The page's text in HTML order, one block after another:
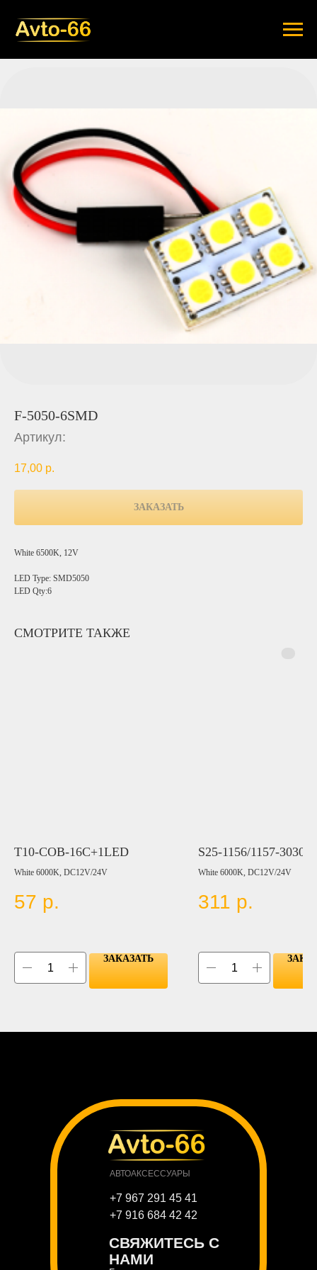
F-5050-6SMD
Артикул:
17,00 р.
ЗАКАЗАТЬ
White 6500K, 12V
LED Type: SMD5050
LED Qty:6
СМОТРИТЕ ТАКЖЕ
T10-COB-16C+1LED
White 6000K, DC12V/24V
57 р.
ЗАКАЗАТЬ
S25-1156/1157-3030-
White 6000K, DC12V/24V
311 р.
СВЯЖИТЕСЬ С
НАМИ
АВТОАКСЕССУАРЫ
+7 967 291 45 41
+7 916 684 42 42